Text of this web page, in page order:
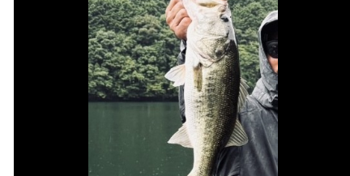
シマノ24ヴァンフォード！自重155gと超軽
量！ストラディックとの違いも解説！
2025年1月28日
2025年11月発売予
ふく魚はビッグベ